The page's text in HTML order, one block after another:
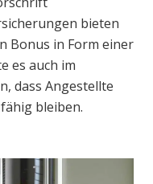
bieten
Bonus in Form einer
es auch im
dass Angestellte
bleiben.